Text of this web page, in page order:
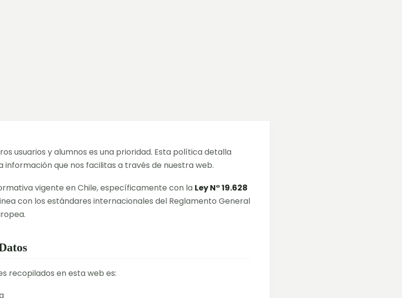
usuarios y alumnos es una prioridad. Esta política detalla
que nos facilitas a través de nuestra web.
vigente en Chile, específicamente con la Ley N° 19.628
con los estándares internacionales del Reglamento General
recopilados en esta web es: